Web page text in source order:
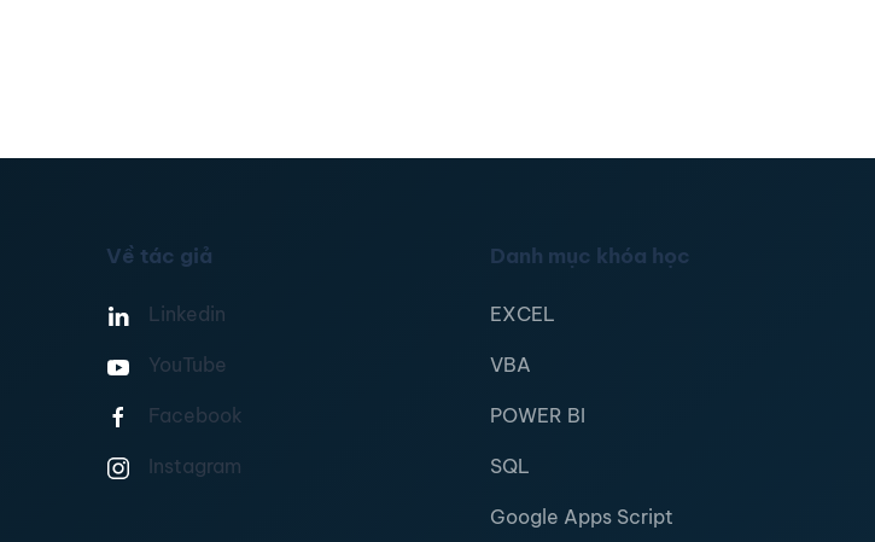
Về tác giả
Linkedin
YouTube
Facebook
Instagram
Danh mục khóa học
EXCEL
VBA
POWER BI
SQL
Google Apps Script